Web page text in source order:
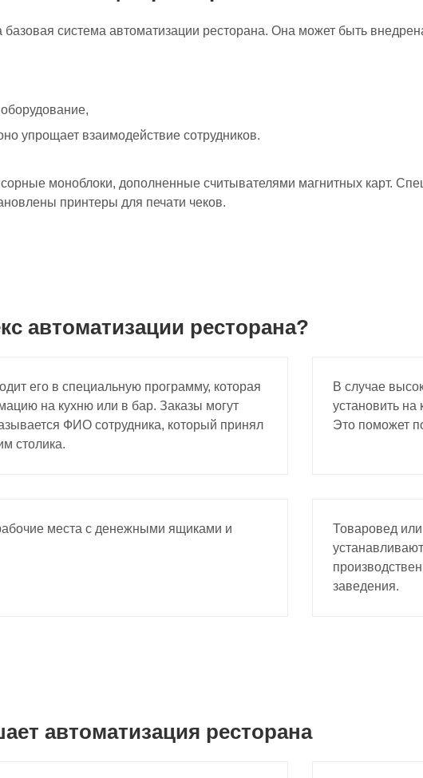
базовая система автоматизации ресторана. Она может быть
упрощает взаимодействие сотрудников.
моноблоки, дополненные считывателями магнитных карт.
принтеры для печати чеков.
автоматизации ресторана?
его в специальную программу, которая
на кухню или в бар. Заказы могут
ФИО сотрудника, который принял
столика.
В случае
установить
Это поможет
места с денежными ящиками и
Товаровед
заведения.
автоматизация ресторана